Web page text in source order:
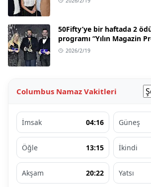
50Fifty’ye bir haftada 2
programı “Yılın Magazin
2026/2/19
Columbus Namaz Vakitleri
İmsak 04:16 Güneş
Öğle 13:15 İkindi
Akşam 20:22 Yatsı